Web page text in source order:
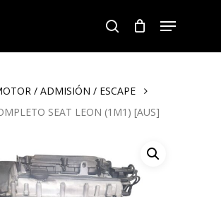
search
Menu
/ ADMISIÓN / ESCAPE
SEAT LEON (1M1) [AUS]